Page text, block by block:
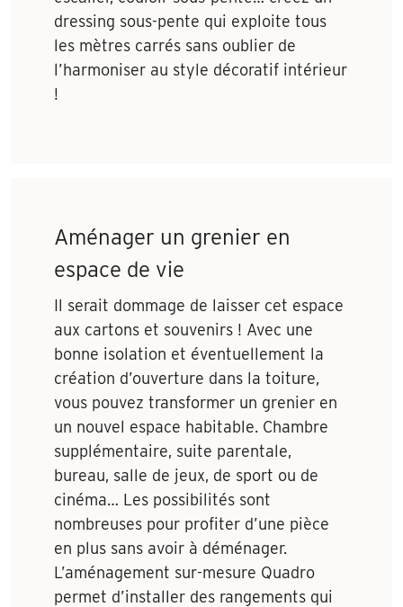
dressing sous-pente qui exploite tous
les mètres carrés sans oublier de
l’harmoniser au style décoratif intérieur
!
Aménager un grenier en
espace de vie
Il serait dommage de laisser cet espace
aux cartons et souvenirs ! Avec une
bonne isolation et éventuellement la
création d’ouverture dans la toiture,
vous pouvez transformer un grenier en
un nouvel espace habitable. Chambre
supplémentaire, suite parentale,
bureau, salle de jeux, de sport ou de
cinéma… Les possibilités sont
nombreuses pour profiter d’une pièce
en plus sans avoir à déménager.
L’aménagement sur-mesure Quadro
permet d’installer des rangements qui